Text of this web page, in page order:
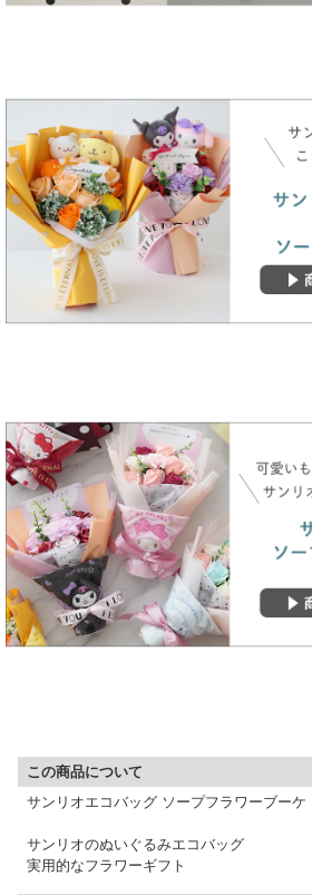
この商品について
サンリオエコバッグ ソープフラワーブーケ
サンリオのぬいぐるみエコバッグ
実用的なフラワーギフト